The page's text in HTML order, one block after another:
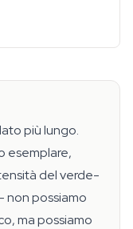
più lungo.
esemplare,
del verde-
non possiamo
ma possiamo